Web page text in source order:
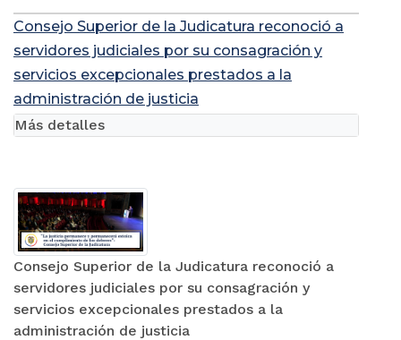
Consejo Superior de la Judicatura reconoció a
servidores judiciales por su consagración y
servicios excepcionales prestados a la
administración de justicia
Consejo Superior de la Judicatura reconoció a
servidores judiciales por su consagración y
servicios excepcionales prestados a la
administración de justicia
Más detalles